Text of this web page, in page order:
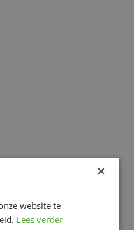
×
website te
Lees verder